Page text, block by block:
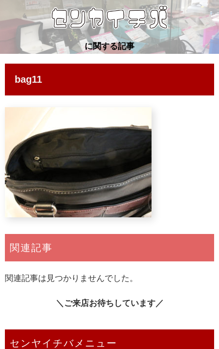
に関する記事
bag11
関連記事
関連記事は見つかりませんでした。
＼ご来店お待ちしています／
センヤイチバメニュー